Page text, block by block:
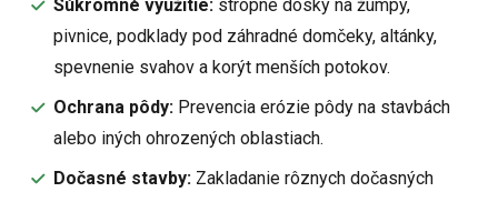
Súkromné využitie: stropné dosky na žumpy,
pivnice, podklady pod záhradné domčeky, altánky,
spevnenie svahov a korýt menších potokov.
Ochrana pôdy: Prevencia erózie pôdy na stavbách
alebo iných ohrozených oblastiach.
Dočasné stavby: Zakladanie rôznych dočasných